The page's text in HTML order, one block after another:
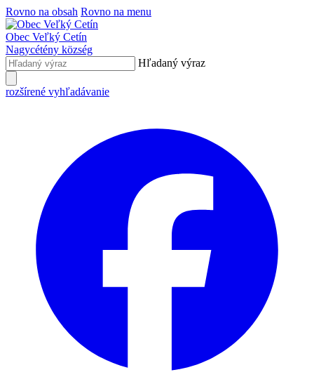
Rovno na obsah Rovno na menu
Obec Veľký Cetín
Nagycétény község
Hľadaný výraz
rozšírené vyhľadávanie